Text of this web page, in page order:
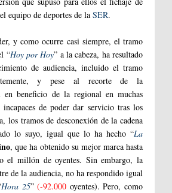
equipo de deportes de la SER.
y como ocurre casi siempre, el tramo
“Hoy por Hoy” a la cabeza, ha resultado
de audiencia, incluido el tramo
y pese al recorte de la
en beneficio de la regional en muchas
incapaces de poder dar servicio tras los
los tramos de desconexión de la cadena
lo suyo, igual que lo ha hecho “La
, que ha obtenido su mejor marca hasta
el millón de oyentes. Sin embargo, la
de la audiencia, no ha respondido igual
Hora 25”(-92.000 oyentes). Pero, como